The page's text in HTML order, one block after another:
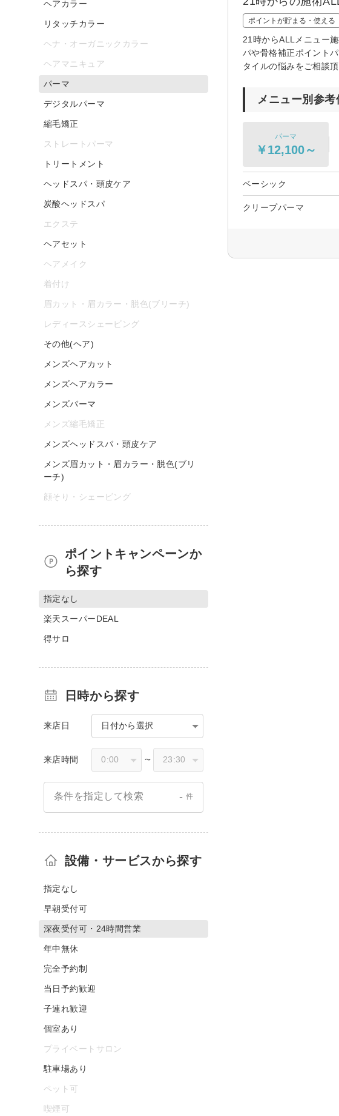
ポイントが貯まる・使える
21時からALLメニュー
パや骨格補正ポイント
タイルの悩みをご相談頂
メニュー別参考
パーマ
￥12,100～
ベーシック
クリープパーマ
ヘアカラー
リタッチカラー
ヘナ・オーガニックカラー
ヘアマニキュア
パーマ
デジタルパーマ
縮毛矯正
ストレートパーマ
トリートメント
ヘッドスパ・頭皮ケア
炭酸ヘッドスパ
エクステ
ヘアセット
ヘアメイク
着付け
眉カット・眉カラー・脱色(ブリーチ)
レディースシェービング
その他(ヘア)
メンズヘアカット
メンズヘアカラー
メンズパーマ
メンズ縮毛矯正
メンズヘッドスパ・頭皮ケア
メンズ眉カット・眉カラー・脱色(ブリ
ーチ)
顔そり・シェービング
ポイントキャンペーンか
ら探す
指定なし
楽天スーパーDEAL
得サロ
日時から探す
来店日 日付から選択
来店時間 〜
条件を指定して検索 - 件
設備・サービスから探す
指定なし
早朝受付可
深夜受付可・24時間営業
年中無休
完全予約制
当日予約歓迎
子連れ歓迎
個室あり
プライベートサロン
駐車場あり
ペット可
喫煙可